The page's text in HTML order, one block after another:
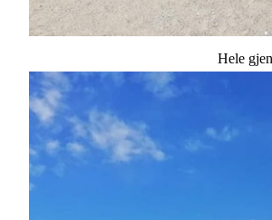
Hele gjengen